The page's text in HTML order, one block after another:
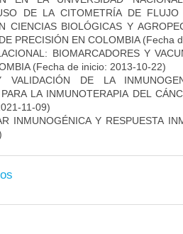
DE LA CITOMETRÍA DE FLUJO
CIENCIAS BIOLÓGICAS Y
PRECISIÓN EN COLOMBIA(Fecha
BIOMARCADORES Y
(Fecha de inicio: 2013-10-22)
VALIDACIÓN DE LA
LA INMUNOTERAPIA DEL
11-09)
INMUNOGÉNICA Y RESPUESTA